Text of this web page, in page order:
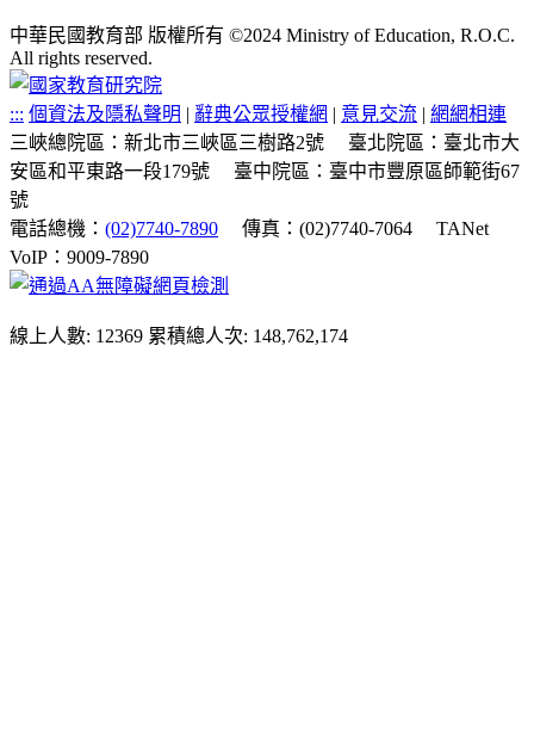
中華民國教育部 版權所有 ©2024 Ministry of Education, R.O.C.
All rights reserved.
::: 個資法及隱私聲明 | 辭典公眾授權網 | 意見交流 | 網網相連
三峽總院區：新北市三峽區三樹路2號
臺北院區：臺北市大
安區和平東路一段179號
臺中院區：臺中市豐原區師範街67
號
電話總機： (02)7740-7890 傳真：(02)7740-7064
TANet
VoIP：9009-7890
線上人數: 12369 累積總人次: 148,762,174